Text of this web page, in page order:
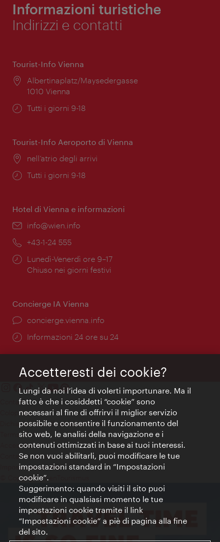
Informazioni turistiche
Indirizzi e contatti
Tourist-Info Vienna
Posizione:
Albertinaplatz/Maysedergasse
1010 Vienna
Orari
Tutti i giorni 9-18
Tourist-Info Aeroporto di Vienna
Posizione:
nell’atrio degli arrivi
Orari
Tutti i giorni 9-18
Hotel di Vienna e informazioni
Email:
info@wien.info
Telefono:
+43-1-24 555
Orari
di
Lunedì-Venerdì ore 9–17
Chiuso nei giorni festivi
Concierge IA Vienna
Ort:
concierge.vienna.info
Öffnungszeiten:
Informazioni 24 ore su 24
Contatti
Colophon
Dichiarazione sulla protezione dei dati
Terms of Use
Accessibilità
Contatto stampa
Impostazioni cookie
© Copyright WienTourismus
Accetteresti dei cookie?
Lungi da noi l’idea di volerti importunare. Ma il
fatto è che i cosiddetti “cookie” sono
necessari al fine di offrirvi il miglior servizio
possibile e consentire il funzionamento del
sito web, le analisi della navigazione e i
contenuti ottimizzati in base ai tuoi interessi.
Se non vuoi abilitarli, puoi modificare le tue
impostazioni standard in “Impostazioni
cookie”.
Suggerimento: quando visiti il sito puoi
modificare in qualsiasi momento le tue
impostazioni cookie tramite il link
“Impostazioni cookie” a piè di pagina alla fine
del sito.